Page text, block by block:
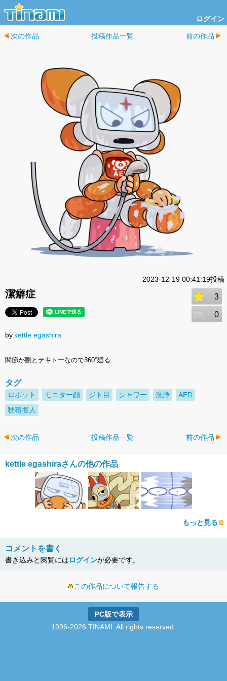
ログイン
次の作品 投稿作品一覧 前の作品
2023-12-19 00:41:19投稿
潔癖症 3
0
by. kettle egashira
関節が割とテキトーなので360°廻る
タグ
ロボット モニター顔 ジト目 シャワー 洗浄
AED
䄮穃擬人
次の作品 投稿作品一覧 前の作品
kettle egashiraさんの他の作品
もっと見る
コメントを書く
書き込みと閲覧にはログインが必要です。
この作品について報告する
PC版で表示
1996-2026 TINAMI. All rights reserved.